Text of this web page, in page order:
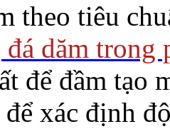
theo tiêu
đá dăm
để đầm tạo
xác định